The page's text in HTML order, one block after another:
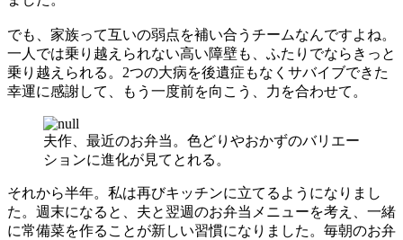
でも、家族って互いの弱点を補い合うチームなんですよね。
一人では乗り越えられない高い障壁も、ふたりでならきっと
乗り越えられる。2つの大病を後遺症もなくサバイブできた
幸運に感謝して、もう一度前を向こう、力を合わせて。
夫作、最近のお弁当。色どりやおかずのバリエー
ションに進化が見てとれる。
それから半年。私は再びキッチンに立てるようになりまし
た。週末になると、夫と翌週のお弁当メニューを考え、一緒
に常備菜を作ることが新しい習慣になりました。毎朝のお弁